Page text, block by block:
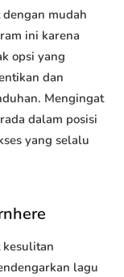
mudah
ini karena
opsi yang
dan
Mengingat
dalam posisi
yang selalu
kesulitan
lagu